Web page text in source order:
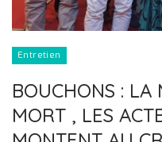
Entretien
BOUCHONS : LA
MORT , LES